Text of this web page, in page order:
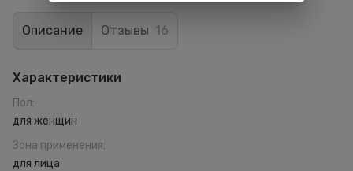
Описание Отзывы 16
Характеристики
Пол:
для женщин
Зона применения:
для лица